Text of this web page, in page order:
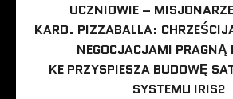
UCZNIOWIE –
KARD. PIZZABALLA:
NEGOCJACJAMI PRAGNĄ
KE PRZYSPIESZA BUDOWĘ
SYSTEMU IRIS2